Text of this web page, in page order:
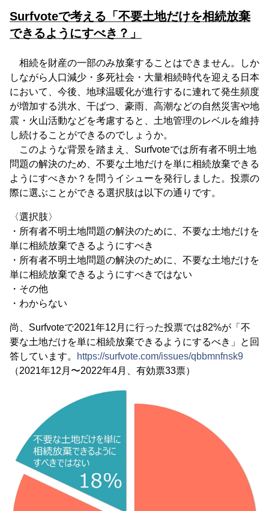
Surfvoteで考える「不要土地だけを相続放棄
できるようにすべき？」
相続を財産の一部のみ放棄することはできません。しか
しながら人口減少・多死社会・大量相続時代を迎える日本
において、今後、地球温暖化が進行するに連れて発生頻度
が増加する洪水、干ばつ、豪雨、高潮などの自然災害や地
震・火山活動などを考慮すると、土地管理のレベルを維持
し続けることができるのでしょうか。
このような背景を踏まえ、Surfvoteでは所有者不明土地
問題の解決のため、不要な土地だけを単に相続放棄できる
ようにすべきか？を問うイシューを発行しました。投票の
際に選ぶことができる選択肢は以下の通りです。
〈選択肢〉
・所有者不明土地問題の解決のために、不要な土地だけを
単に相続放棄できるようにすべき
・所有者不明土地問題の解決のために、不要な土地だけを
単に相続放棄できるようにすべきではない
・その他
・わからない
尚、Surfvoteで2021年12月に行った投票では82%が「不
要な土地だけを単に相続放棄できるようにするべき」と回
答しています。
https://surfvote.com/issues/qbbmnfnsk9
（2021年12月〜2022年4月、有効票33票）